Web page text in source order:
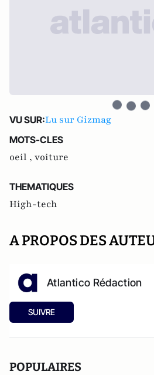
VU SUR:Lu sur Gizmag
MOTS-CLES
oeil , voiture
THEMATIQUES
High-tech
A PROPOS DES
Atlantico Rédaction
SUIVRE
POPULAIRES